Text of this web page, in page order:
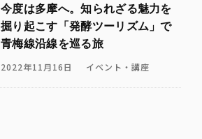
今度は多摩へ。知られざる魅力を
掘り起こす「発酵ツーリズム」で
青梅線沿線を巡る旅
2022年11月16日 イベント・講座